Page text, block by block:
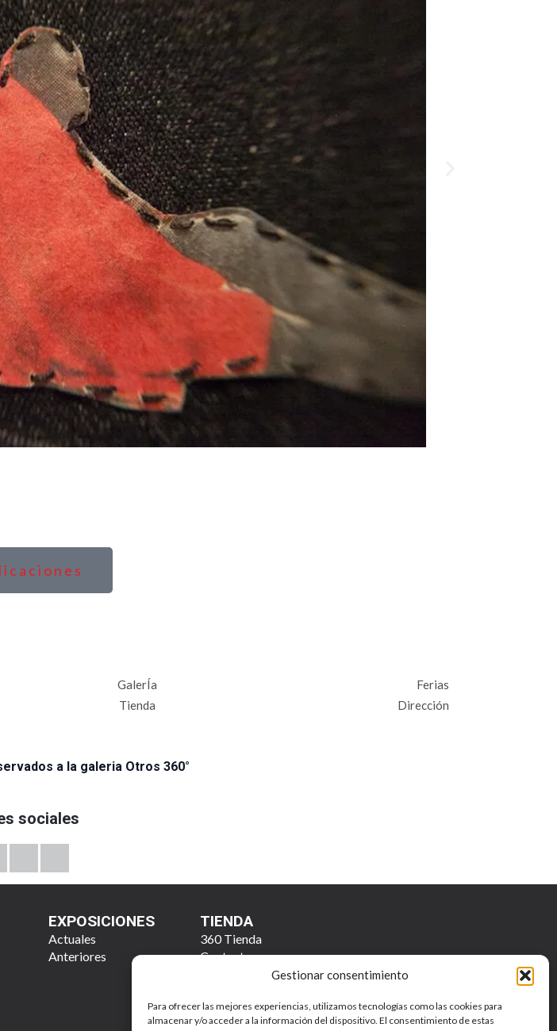
Gestionar consentimiento
Para ofrecer las mejores experiencias, utilizamos tecnologías como las cookies para
almacenar y/o acceder a la información del dispositivo. El consentimiento de estas
i c a c i o n e s
GalerÍa
Tienda
Ferias
Dirección
a la galeria Otros 360°
sociales
EXPOSICIONES
Actuales
Anteriores
TIENDA
360 Tienda
Contacto